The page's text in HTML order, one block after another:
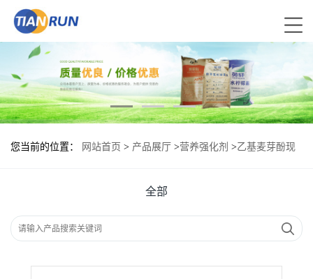
您当前的位置： 网站首页 > 产品展厅 >营养强化剂 >乙基麦芽酚现
全部